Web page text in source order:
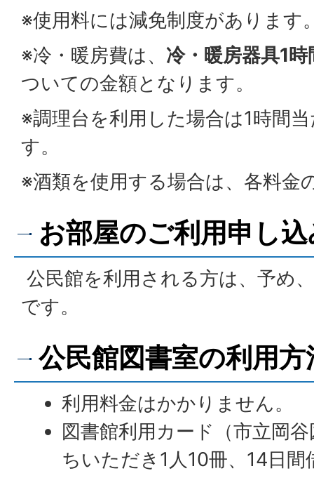
※使用料には減免制度があります
※冷・暖房費は、 冷・暖房器具1
ついての金額となります。
※調理台を利用した場合は1時間
す。
※酒類を使用する場合は、各料金
お部屋のご利用申し
公民館を利用される方は、予め
です。
公民館図書室の利用方
利用料金はかかりません。
図書館利用カード（市立岡
ちいただき1人10冊、14日